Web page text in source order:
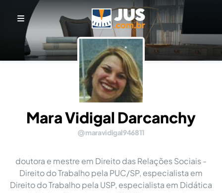
Mara Vidigal Darcanchy
maravidigal946811
doutora e mestre em Direito das Relações Sociais -
Direito do Trabalho pela PUC/SP, especialista em
Direito do Trabalho pela USP, especialista em Didática